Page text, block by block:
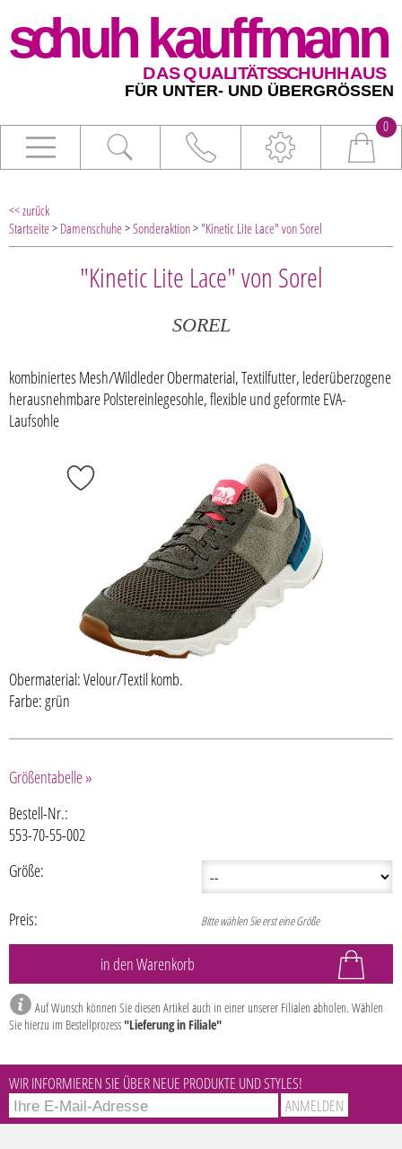
0
<< zurück
Startseite> Damenschuhe>Sonderaktion> "Kinetic Lite Lace" von Sorel
"Kinetic Lite Lace" von Sorel
SOREL
kombiniertes Mesh/Wildleder Obermaterial, Textilfutter, lederüberzogene
herausnehmbare Polstereinlegesohle, flexible und geformte EVA-
Laufsohle
Obermaterial: Velour/Textil komb.
Farbe: grün
Größentabelle »
Bestell-Nr.:
553-70-55-002
Größe:
Preis: Bitte wählen Sie erst eine Größe
Auf Wunsch können Sie diesen Artikel auch in einer unserer Filialen abholen. Wählen
Sie hierzu im Bestellprozess"Lieferung in Filiale"
WIR INFORMIEREN SIE ÜBER NEUE PRODUKTE UND STYLES!